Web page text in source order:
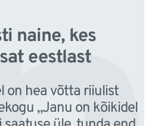
naine, kes
eestlast
on hea võtta riiulist
„Janu on kõikidel